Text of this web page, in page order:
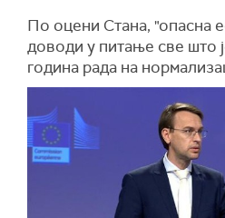
По оцени Стана, "опасна
доводи у питање све што
година рада на